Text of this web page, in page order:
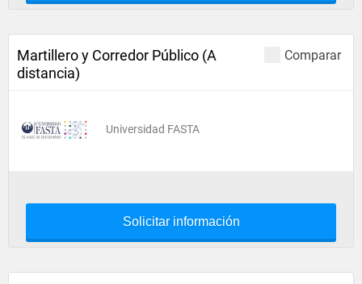
Comparar
Martillero y Corredor Público (A
distancia)
Universidad FASTA
Solicitar información